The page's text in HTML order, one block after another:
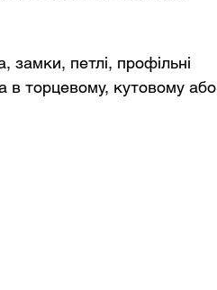
замки, петлі, профільні
в торцевому, кутовому або